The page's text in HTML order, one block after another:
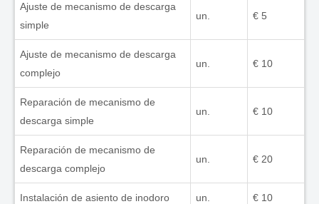
Ajuste de mecanismo de descarga
simple
un. € 5
Ajuste de mecanismo de descarga
complejo
un. € 10
Reparación de mecanismo de
descarga simple
un. € 10
Reparación de mecanismo de
descarga complejo
un. € 20
Instalación de asiento de inodoro un. € 10